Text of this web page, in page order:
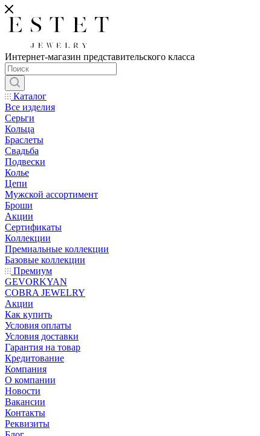
Интернет-магазин представительского класса
Каталог
Все изделия
Серьги
Кольца
Браслеты
Свадьба
Подвески
Колье
Цепи
Мужской ассортимент
Броши
Акции
Сертификаты
Коллекции
Премиальные коллекции
Базовые коллекции
Премиум
GEVORKYAN
COBRA JEWELRY
Акции
Как купить
Условия оплаты
Условия доставки
Гарантия на товар
Кредитование
Компания
О компании
Новости
Вакансии
Контакты
Реквизиты